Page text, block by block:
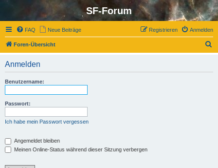
SF-Forum
FAQ Neue Beiträge Anmelden
Registrieren
Foren-Übersicht
Anmelden
Benutzername:
Passwort:
Ich habe mein Passwort vergessen
Angemeldet bleiben
Meinen Online-Status während dieser Sitzung verbergen